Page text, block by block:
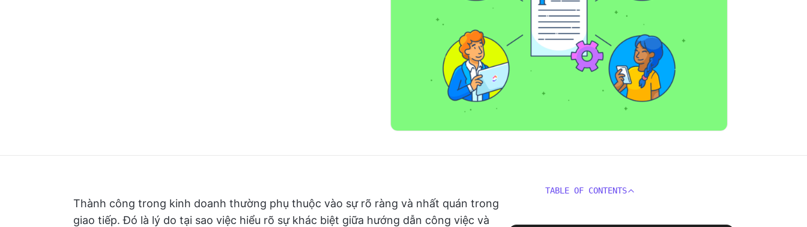
Thành công trong kinh doanh thường phụ thuộc vào sự rõ ràng và nhất quán trong
giao tiếp. Đó là lý do tại sao việc hiểu rõ sự khác biệt giữa hướng dẫn công việc và
TABLE OF CONTENTS